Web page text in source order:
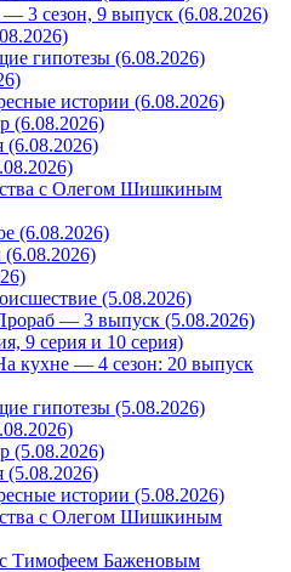
3 сезон, 9 выпуск (6.08.2026)
гипотезы (6.08.2026)
истории (6.08.2026)
(6.08.2026)
(6.08.2026)
с Олегом Шишкиным
(6.08.2026)
(5.08.2026)
— 3 выпуск (5.08.2026)
9 серия и 10 серия)
кухне — 4 сезон: 20 выпуск
гипотезы (5.08.2026)
(5.08.2026)
(5.08.2026)
истории (5.08.2026)
с Олегом Шишкиным
Тимофеем Баженовым